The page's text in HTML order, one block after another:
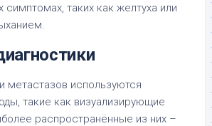
симптомах, таких как желтуха или
метастазов используются
такие как визуализирующие
распространённые из них –